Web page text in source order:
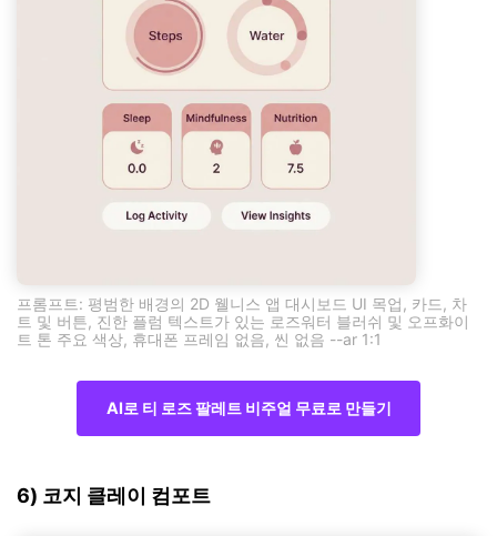
프롬프트: 평범한 배경의 2D 웰니스 앱 대시보드 UI 목업, 카드, 차
트 및 버튼, 진한 플럼 텍스트가 있는 로즈워터 블러쉬 및 오프화이
트 톤 주요 색상, 휴대폰 프레임 없음, 씬 없음 --ar 1:1
AI로 티 로즈 팔레트 비주얼 무료로 만들기
6) 코지 클레이 컴포트